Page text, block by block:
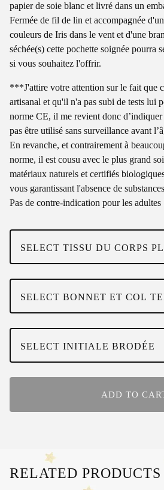
papier de soie blanc et livré dans un
Fermée de fil de lin et accompagnée
couleurs de Iris dans le vent et d'une
séchée(s) cette pochette soignée pourra
si vous souhaitez l'offrir.
***J'attire votre attention sur le fait que
artisanal et qu'il n'a pas subi de tests lui
norme CE, il me revient donc
pas être utilisé sans surveillance avant
En revanche, et contrairement à
norme, il est cousu avec le plus grand
matériaux naturels et certifiés
vous garantissant l'absence de
Pas de contre-indication pour les
ADD TO
RELATED PRODUCTS